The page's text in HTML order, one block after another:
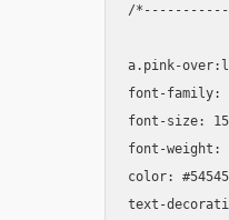
/*-----------
a.pink-
font-family:
font-size:
font-weight:
color:
text-